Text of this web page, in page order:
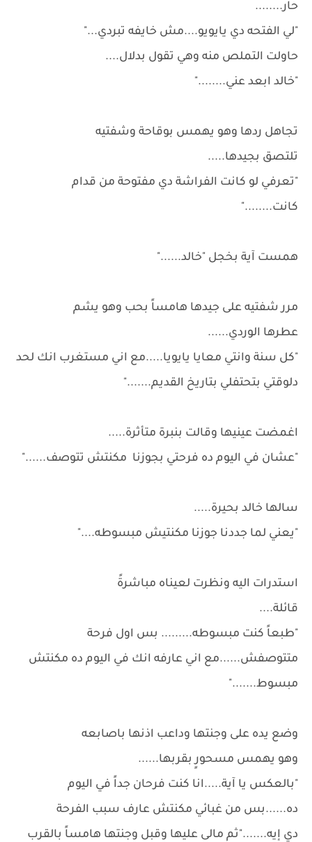
حار........
"لي الفتحه دي يايويو....مش خايفه تبردي..."
حاولت التملص منه وهي تقول بدلال....
"خالد ابعد عني........"
تجاهل ردها وهو يهمس بوقاحة وشفتيه
تلتصق بجيدها.....
"تعرفي لو كانت الفراشة دي مفتوحة من قدام
كانت........"
همست آية بخجل "خالد......"
مرر شفتيه على جيدها هامساً بحب وهو يشم
عطرها الوردي......
"كل سنة وانتي معايا يايويا.....مع اني مستغرب انك لحد
دلوقتي بتحتفلي بتاريخ القديم......."
اغمضت عينيها وقالت بنبرة متأثرة.....
"عشان في اليوم ده فرحتي بجوزنا مكنتش تتوصف......"
سالها خالد بحيرة.....
"يعني لما جددنا جوزنا مكنتيش مبسوطه...."
استدرات اليه ونظرت لعيناه مباشرةً
قائلة....
"طبعاً كنت مبسوطه......... بس اول فرحة
متتوصفش......مع اني عارفه انك في اليوم ده مكنتش
مبسوط......."
وضع يده على وجنتها وداعب اذنها باصابعه
وهو يهمس مسحورٍ بقربها......
"بالعكس يا آية.....انا كنت فرحان جداً في اليوم
ده......بس من غبائي مكنتش عارف سبب الفرحة
دي إيه......."ثم مالى عليها وقبل وجنتها هامساً بالقرب